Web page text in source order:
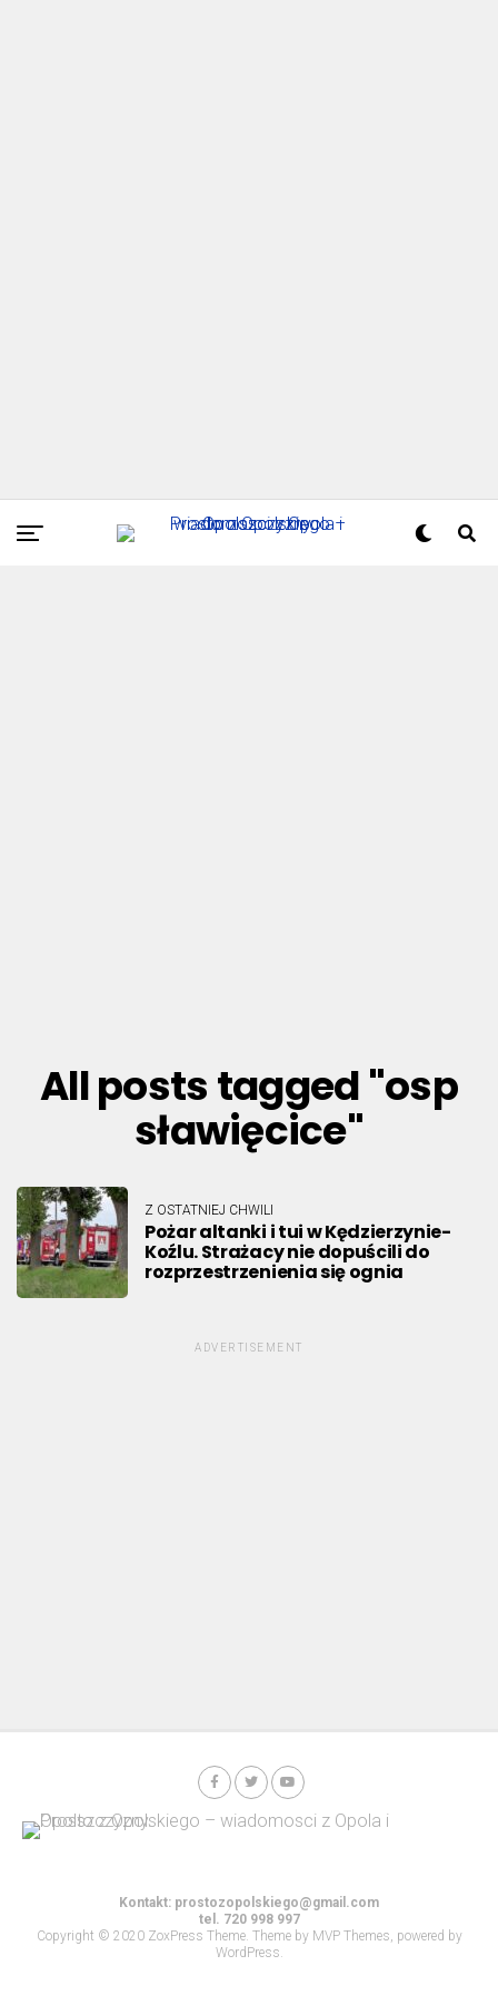
All posts tagged "osp
sławięcice"
Z OSTATNIEJ CHWILI
Pożar altanki i tui w Kędzierzynie-
Koźlu. Strażacy nie dopuścili do
rozprzestrzenienia się ognia
ADVERTISEMENT
Kontakt: prostozopolskiego@gmail.com
tel. 720 998 997
Copyright © 2020 ZoxPress Theme. Theme by MVP Themes, powered by
WordPress.